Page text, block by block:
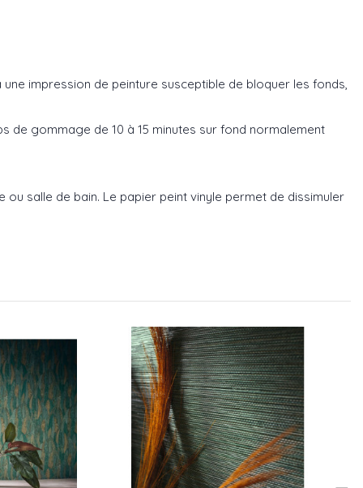
impression de peinture susceptible de bloquer les fonds,
de gommage de 10 à 15 minutes sur fond normalement
salle de bain. Le papier peint vinyle permet de dissimuler